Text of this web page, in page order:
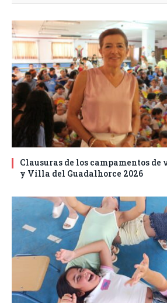
Clausuras de los campamentos
y Villa del Guadalhorce 2026